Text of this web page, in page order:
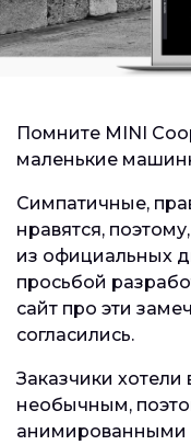
Помните MINI
маленькие
Симпатичные,
нравятся,
из официальных
просьбой
сайт про эти
согласились.
Заказчики хотели
необычным,
анимированными